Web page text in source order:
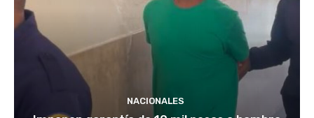
NACIONALES